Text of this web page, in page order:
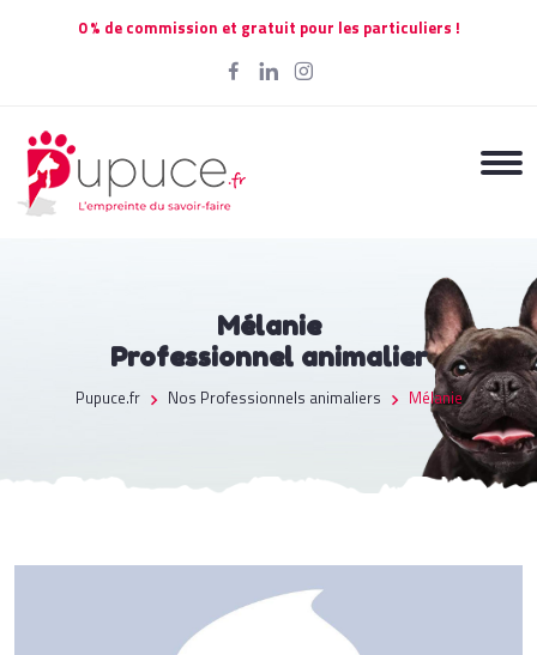
0 % de commission et gratuit pour les particuliers !
Mélanie
Professionnel animalier
Pupuce.fr Nos Professionnels animaliers Mélanie